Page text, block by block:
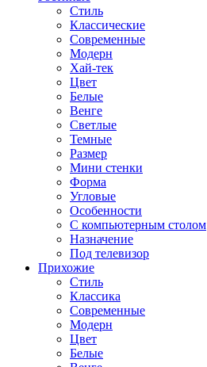
Стиль
Классические
Современные
Модерн
Хай-тек
Цвет
Белые
Венге
Светлые
Темные
Размер
Мини стенки
Форма
Угловые
Особенности
С компьютерным столом
Назначение
Под телевизор
Прихожие
Стиль
Классика
Современные
Модерн
Цвет
Белые